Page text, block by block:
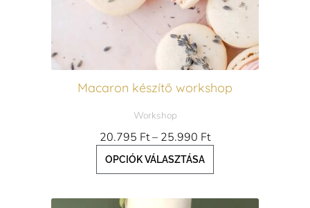
Macaron készítő workshop
Workshop
20.795 Ft– 25.990 Ft
OPCIÓK VÁLASZTÁSA
a
termékoldalon
választhatók
ki